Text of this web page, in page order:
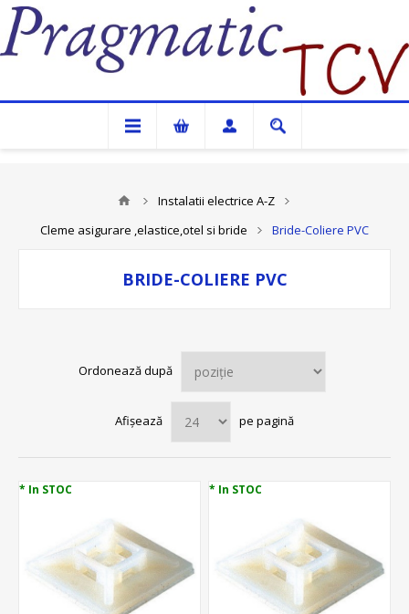
Pragmatic TCV
Instalatii electrice A-Z
Cleme asigurare ,elastice,otel si bride
Bride-Coliere PVC
BRIDE-COLIERE PVC
Ordonează după
Afișează pe pagină
* In STOC * In STOC